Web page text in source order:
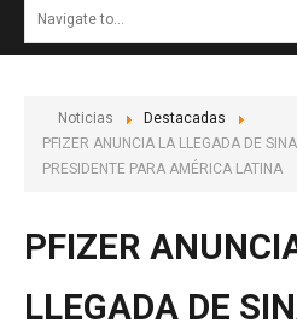
NOTICIAS
NOTICIAS MEDICAMENTOS
Noticias
Destacadas
PFIZER ANUNCIA LA LLEGADA DE
PRESIDENTE PARA AMÉRICA LATINA
PFIZER
LLEGADA DE